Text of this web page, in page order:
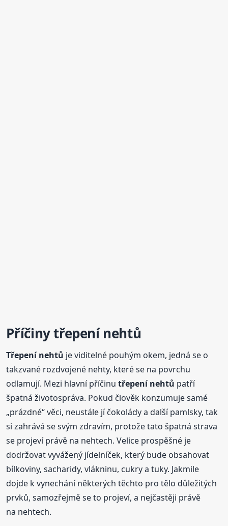
Příčinytřepení nehtů
Třepení nehtů je viditelné pouhým okem, jedná se o
takzvané rozdvojené nehty, které se na povrchu
odlamují. Mezi hlavní příčinutřepení nehtů patří
špatná životospráva. Pokud člověk konzumuje samé
„prázdné“ věci, neustále jí čokolády a další pamlsky, tak
si zahrává se svým zdravím, protože tato špatná strava
se projeví právě na nehtech. Velice prospěšné je
dodržovat vyvážený jídelníček, který bude obsahovat
bílkoviny, sacharidy, vlákninu, cukry a tuky. Jakmile
dojde k vynechání některých těchto pro tělo důležitých
prvků, samozřejmě se to projeví, a nejčastěji právě
na nehtech.